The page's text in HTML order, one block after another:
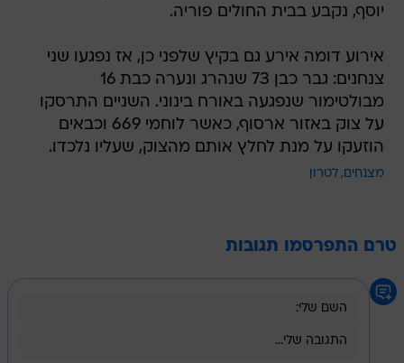
יוסף, נקבע בבית החולים פוריה.
אירוע דומה אירע גם בקיץ שלפני כן, אז נפגעו שני
צנחנים: גבר כבן 73 שנהרג ונערה כבת 16
מבולטימור שנפגעה באורח בינוני. השניים התרסקו
על צוק באזור ארסוף, כאשר לוחמי 669 וכבאים
הוזעקו על מנת לחלץ אותם מהצוק, שעליו נלכדו.
מצנחים לטרון
טרם התפרסמו תגובות